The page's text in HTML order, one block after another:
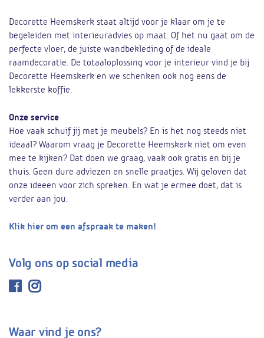
Decorette Heemskerk staat altijd voor je klaar om je te
begeleiden met interieuradvies op maat. Of het nu gaat om de
perfecte vloer, de juiste wandbekleding of de ideale
raamdecoratie. De totaaloplossing voor je interieur vind je bij
Decorette Heemskerk en we schenken ook nog eens de
lekkerste koffie.
Onze service
Hoe vaak schuif jij met je meubels? En is het nog steeds niet
ideaal? Waarom vraag je Decorette Heemskerk niet om even
mee te kijken? Dat doen we graag, vaak ook gratis en bij je
thuis. Geen dure adviezen en snelle praatjes. Wij geloven dat
onze ideeën voor zich spreken. En wat je ermee doet, dat is
verder aan jou.
Klik hier om een afspraak te maken!
Volg ons op social media
Waar vind je ons?